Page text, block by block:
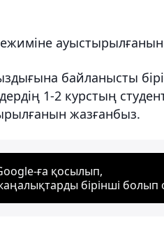
ауыстырылғанын
байланысты
1-2 курстың
жазғанбыз.
ға қосылып,
бірінші